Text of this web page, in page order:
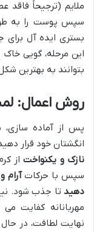
ملایم (ترجیحاً فاقد
سپس پوست را به
بستری ایده آل برای
این مرحله، گویی
بتوانند به بهترین
روش اعمال:
پس از آماده سازی،
انگشتان خود قرار
نازک و یکنواختاز
سپس با حرکاتآرام
دهید تا جذب شود.
مهربانانه کفایت
نهایت لطافت، در